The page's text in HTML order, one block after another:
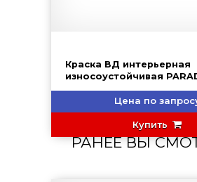
Краска ВД интерьерная
износоустойчивая
Цена по
Купить
РАНЕЕ ВЫ